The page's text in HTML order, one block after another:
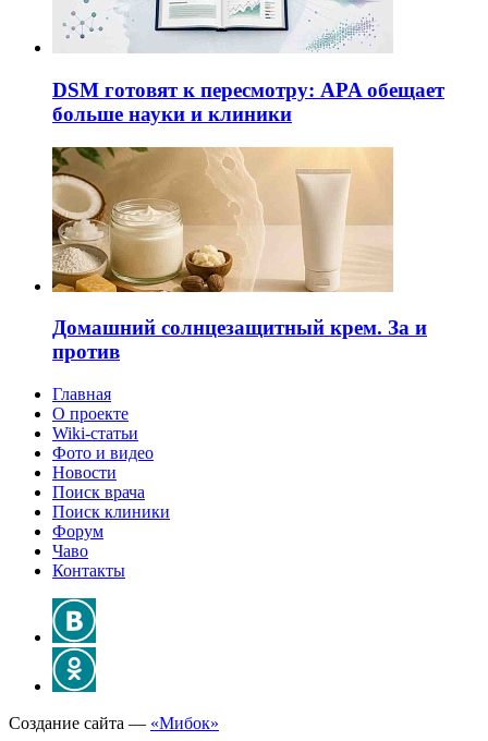
DSM готовят к пересмотру: APA обещает
больше науки и клиники
Домашний солнцезащитный крем. За и
против
Главная
О проекте
Wiki-статьи
Фото и видео
Новости
Поиск врача
Поиск клиники
Форум
Чаво
Контакты
Создание сайта — «Мибок»